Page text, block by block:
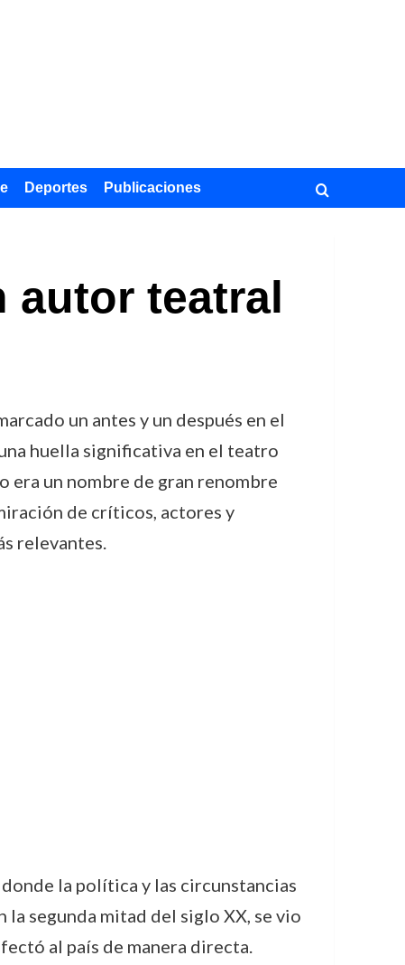
Deportes Publicaciones
autor teatral
un antes y un después en el
huella significativa en el teatro
era un nombre de gran renombre
de críticos, actores y
relevantes.
la política y las circunstancias
segunda mitad del siglo XX, se vio
al país de manera directa.